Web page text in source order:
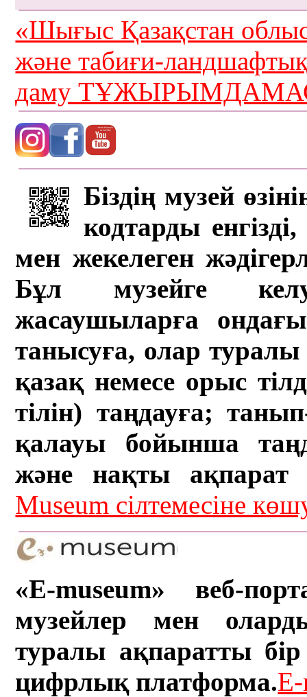
«Шығыс Қазақстан
және табиғи-
даму
Біздің музей
кодтарды
мен жекелеген
Бұл музейге
жасаушыларға
танысуға, олар туралы
қазақ немесе орыс
тілін) таңдауға;
қалауы бойынша
және нақты ақпарат
Museum сілтемесіне
«E-museum» веб-
музейлер мен
туралы ақпаратты бір
цифрлық платформа.